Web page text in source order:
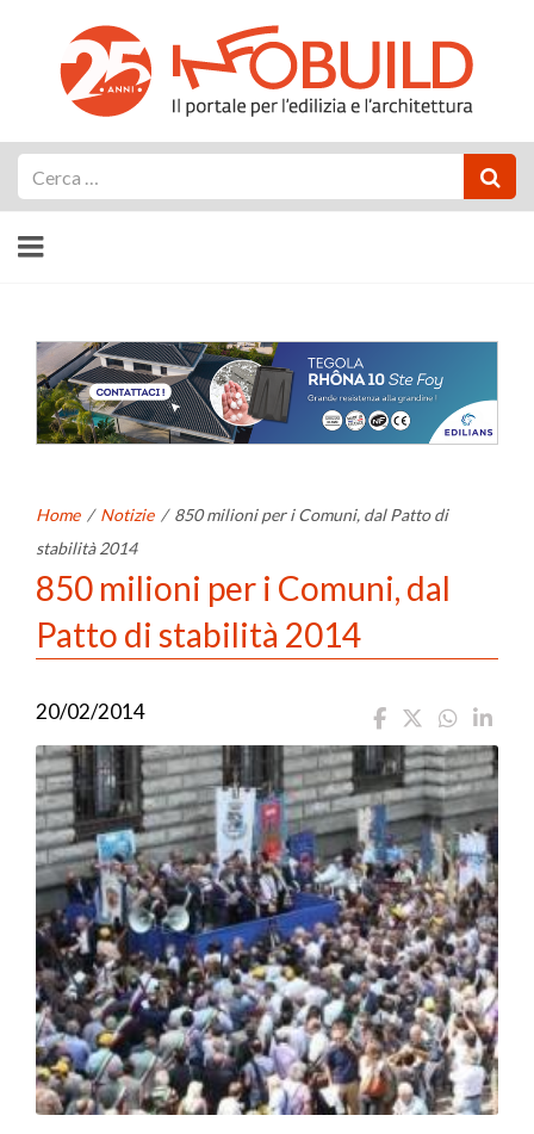
Home / Notizie / 850 milioni per i Comuni, dal Patto di
stabilità 2014
850 milioni per i Comuni, dal
Patto di stabilità 2014
20/02/2014